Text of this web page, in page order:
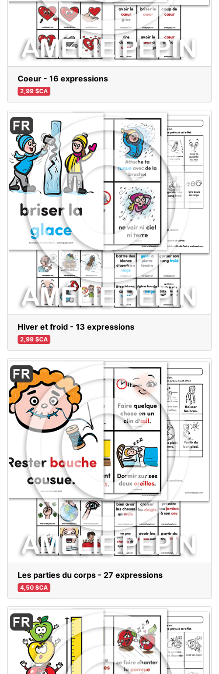
Coeur - 16 expressions
2,99 $CA
Hiver et froid - 13 expressions
2,99 $CA
Les parties du corps - 27 expressions
4,50 $CA